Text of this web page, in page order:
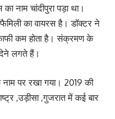
नाम चांदीपुरा पड़ा था।
फैमिली का वायरस है। डॉक्टर ने
कम होता है। संक्रमण के
देने लगते हैं।
नाम पर रखा गया। 2019 की
,उड़ीसा ,गुजरात में कई बार